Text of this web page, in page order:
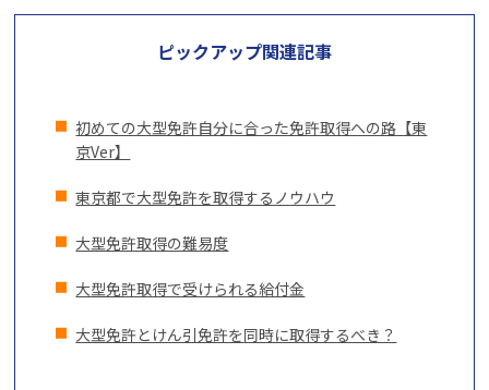
ピックアップ関連記事
初めての大型免許自分に合った免許取得への路【東
京Ver】
東京都で大型免許を取得するノウハウ
大型免許取得の難易度
大型免許取得で受けられる給付金
大型免許とけん引免許を同時に取得するべき？